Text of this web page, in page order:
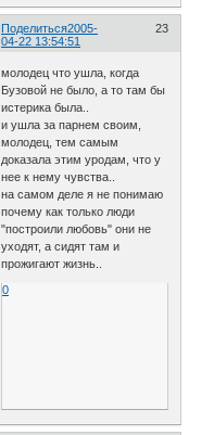
Поделиться 23
2005-
04-22 13:54:51
молодец что ушла, когда
Бузовой не было, а то там бы
истерика была..
и ушла за парнем своим,
молодец, тем самым
доказала этим уродам, что у
нее к нему чувства..
на самом деле я не понимаю
почему как только люди
"построили любовь" они не
уходят, а сидят там и
прожигают жизнь..
0